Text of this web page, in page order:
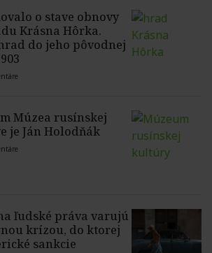
o stave obnovy
Krásna Hôrka.
do jeho pôvodnej
Múzea rusínskej
je Ján Holodňák
ľudské práva varujú
krízou, do ktorej
sankcie